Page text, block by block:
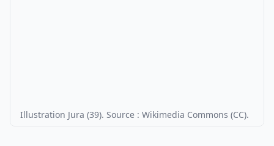
Illustration Jura (39). Source : Wikimedia Commons (CC).